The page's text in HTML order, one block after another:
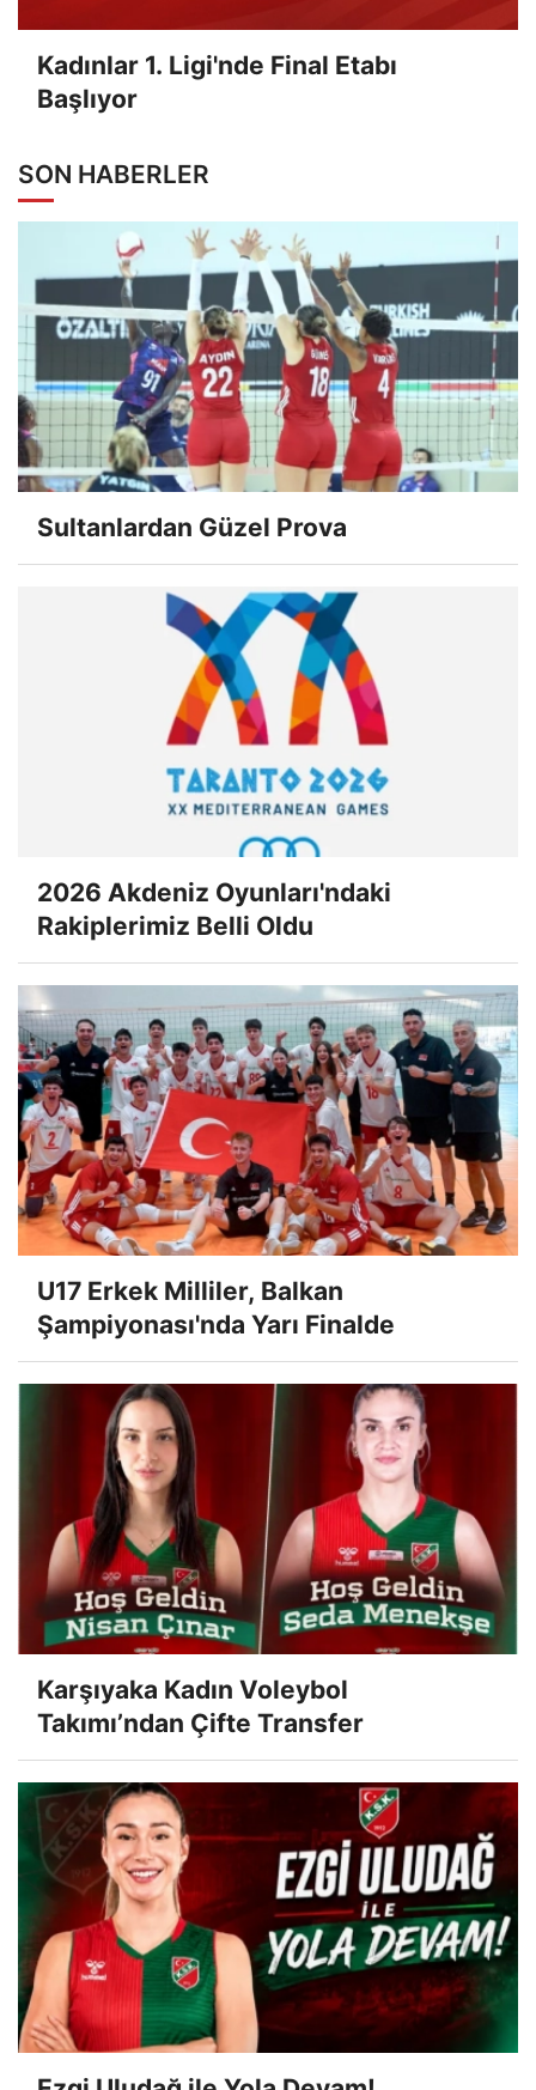
Kadınlar 1. Ligi'nde Final Etabı
Başlıyor
SON HABERLER
Sultanlardan Güzel Prova
2026 Akdeniz Oyunları'ndaki
Rakiplerimiz Belli Oldu
U17 Erkek Milliler, Balkan
Şampiyonası'nda Yarı Finalde
Karşıyaka Kadın Voleybol
Takımı’ndan Çifte Transfer